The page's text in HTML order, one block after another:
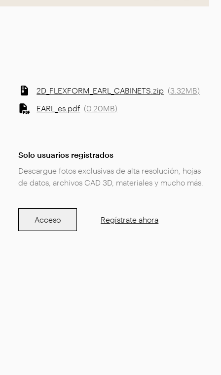
2D_FLEXFORM_EARL_CABINETS.zip (3.32MB)
EARL_es.pdf (0.20MB)
Solo usuarios registrados
Descargue fotos exclusivas de alta resolución, hojas
de datos, archivos CAD 3D, materiales y mucho más.
Acceso Regístrate ahora